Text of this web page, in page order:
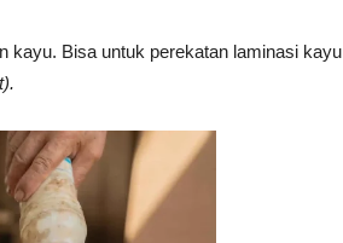
kayu. Bisa untuk perekatan laminasi kayu